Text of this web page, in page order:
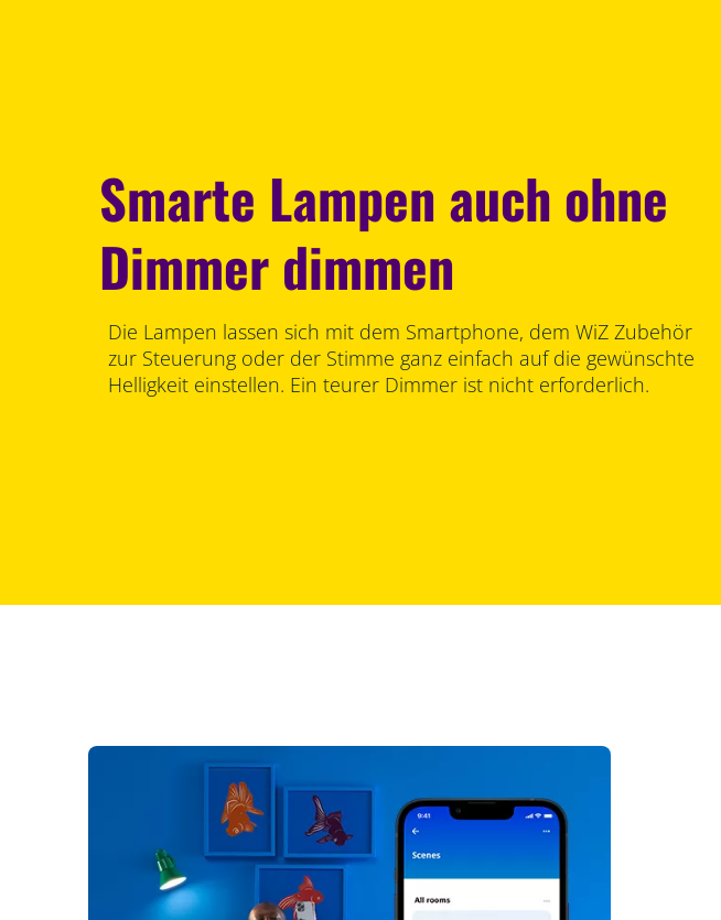
Smarte Lampen auch ohne
Dimmer dimmen
Die Lampen lassen sich mit dem Smartphone, dem WiZ Zubehör
zur Steuerung oder der Stimme ganz einfach auf die gewünschte
Helligkeit einstellen. Ein teurer Dimmer ist nicht erforderlich.